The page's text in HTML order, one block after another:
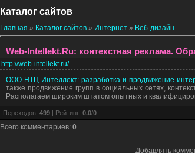
Каталог сайтов
Главная » Каталог сайтов » Интернет » Веб-дизайн
Web-Intellekt.Ru: контекстная реклама.
http://web-intellekt.ru/
ООО НТЦ Интеллект: разработка и продвижение
также продвижение групп в социальных сетях,
Располагаем широким штатом опытных и
Переходов: 499 | Рейтинг: 0.0/0
Всего комментариев: 0
Добавлять